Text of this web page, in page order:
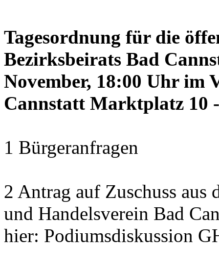
Tagesordnung für die
Bezirksbeirats Bad
November, 18:00 Uhr im
Cannstatt Marktplatz 10
1 Bürgeranfragen
2 Antrag auf Zuschuss aus
und Handelsverein Bad
hier: Podiumsdiskussion